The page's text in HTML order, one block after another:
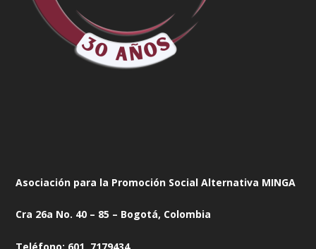
Asociación para la Promoción Social Alternativa MINGA
Cra 26a No. 40 – 85 – Bogotá, Colombia
Teléfono: 601 7179434